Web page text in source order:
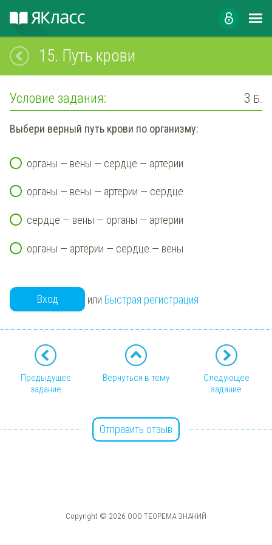
15. Путь крови
Условие задания: 3 Б.
Выбери верный путь крови по организму:
органы — вены — сердце — артерии
органы — вены — артерии — сердце
сердце — вены — органы — артерии
органы — артерии — сердце — вены
Вход или Быстрая регистрация
Предыдущее
задание
Вернуться в тему
Следующее
задание
Отправить отзыв
Copyright © 2026 ООО ТЕОРЕМА ЗНАНИЙ